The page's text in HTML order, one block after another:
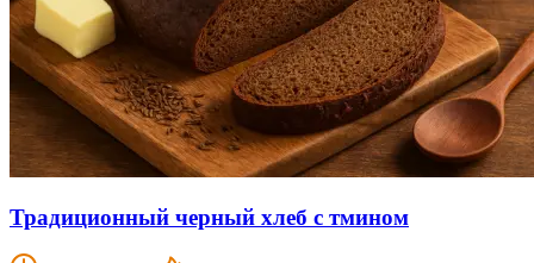
Традиционный черный хлеб с тмином